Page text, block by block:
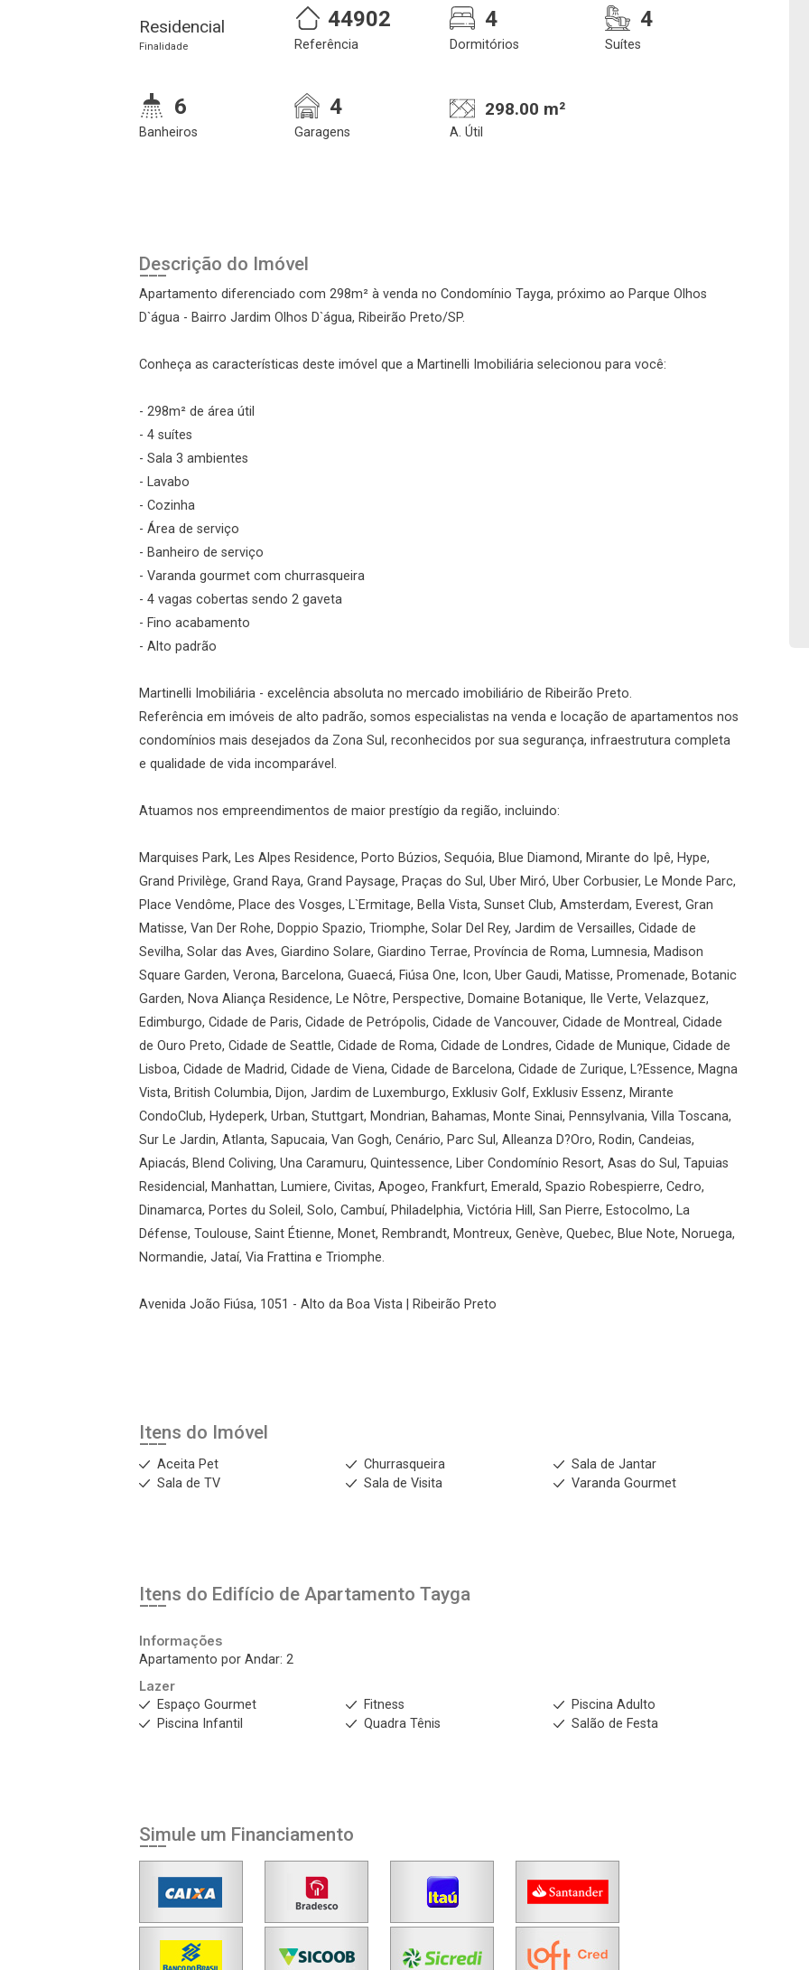
Residencial
Finalidade
44902
Referência
4
Dormitórios
4
Suítes
6
Banheiros
4
Garagens
298.00 m²
A. Útil
Descrição do Imóvel
Apartamento diferenciado com 298m² à venda no Condomínio Tayga, próximo ao Parque Olhos
D`água - Bairro Jardim Olhos D`água, Ribeirão Preto/SP.
Conheça as características deste imóvel que a Martinelli Imobiliária selecionou para você:
- 298m² de área útil
- 4 suítes
- Sala 3 ambientes
- Lavabo
- Cozinha
- Área de serviço
- Banheiro de serviço
- Varanda gourmet com churrasqueira
- 4 vagas cobertas sendo 2 gaveta
- Fino acabamento
- Alto padrão
Martinelli Imobiliária - excelência absoluta no mercado imobiliário de Ribeirão Preto.
Referência em imóveis de alto padrão, somos especialistas na venda e locação de apartamentos nos
condomínios mais desejados da Zona Sul, reconhecidos por sua segurança, infraestrutura completa
e qualidade de vida incomparável.
Atuamos nos empreendimentos de maior prestígio da região, incluindo:
Marquises Park, Les Alpes Residence, Porto Búzios, Sequóia, Blue Diamond, Mirante do Ipê, Hype,
Grand Privilège, Grand Raya, Grand Paysage, Praças do Sul, Uber Miró, Uber Corbusier, Le Monde Parc,
Place Vendôme, Place des Vosges, L`Ermitage, Bella Vista, Sunset Club, Amsterdam, Everest, Gran
Matisse, Van Der Rohe, Doppio Spazio, Triomphe, Solar Del Rey, Jardim de Versailles, Cidade de
Sevilha, Solar das Aves, Giardino Solare, Giardino Terrae, Província de Roma, Lumnesia, Madison
Square Garden, Verona, Barcelona, Guaecá, Fiúsa One, Icon, Uber Gaudi, Matisse, Promenade, Botanic
Garden, Nova Aliança Residence, Le Nôtre, Perspective, Domaine Botanique, Ile Verte, Velazquez,
Edimburgo, Cidade de Paris, Cidade de Petrópolis, Cidade de Vancouver, Cidade de Montreal, Cidade
de Ouro Preto, Cidade de Seattle, Cidade de Roma, Cidade de Londres, Cidade de Munique, Cidade de
Lisboa, Cidade de Madrid, Cidade de Viena, Cidade de Barcelona, Cidade de Zurique, L?Essence, Magna
Vista, British Columbia, Dijon, Jardim de Luxemburgo, Exklusiv Golf, Exklusiv Essenz, Mirante
CondoClub, Hydeperk, Urban, Stuttgart, Mondrian, Bahamas, Monte Sinai, Pennsylvania, Villa Toscana,
Sur Le Jardin, Atlanta, Sapucaia, Van Gogh, Cenário, Parc Sul, Alleanza D?Oro, Rodin, Candeias,
Apiacás, Blend Coliving, Una Caramuru, Quintessence, Liber Condomínio Resort, Asas do Sul, Tapuias
Residencial, Manhattan, Lumiere, Civitas, Apogeo, Frankfurt, Emerald, Spazio Robespierre, Cedro,
Dinamarca, Portes du Soleil, Solo, Cambuí, Philadelphia, Victória Hill, San Pierre, Estocolmo, La
Défense, Toulouse, Saint Étienne, Monet, Rembrandt, Montreux, Genève, Quebec, Blue Note, Noruega,
Normandie, Jataí, Via Frattina e Triomphe.
Avenida João Fiúsa, 1051 - Alto da Boa Vista | Ribeirão Preto
Itens do Imóvel
Aceita Pet Churrasqueira
Sala de Jantar
Sala de TV
Sala de Visita Varanda Gourmet
Itens do Edifício de Apartamento Tayga
Informações
Apartamento por Andar: 2
Lazer
Espaço Gourmet
Fitness
Piscina Adulto
Piscina Infantil
Quadra Tênis Salão de Festa
Simule um Financiamento
07/08/2026
16h00
Login
Cadastre-se
Agendar Visita